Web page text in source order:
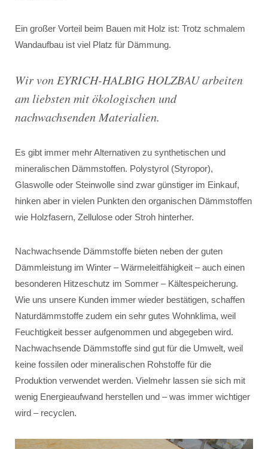
Ein großer Vorteil beim Bauen mit Holz ist: Trotz schmalem
Wandaufbau ist viel Platz für Dämmung.
Wir von EYRICH-HALBIG HOLZBAU arbeiten
am liebsten mit ökologischen und
nachwachsenden Materialien.
Es gibt immer mehr Alternativen zu synthetischen und
mineralischen Dämmstoffen. Polystyrol (Styropor),
Glaswolle oder Steinwolle sind zwar günstiger im Einkauf,
hinken aber in vielen Punkten den organischen Dämmstoffen
wie Holzfasern, Zellulose oder Stroh hinterher.
Nachwachsende Dämmstoffe bieten neben der guten
Dämmleistung im Winter – Wärmeleitfähigkeit – auch einen
besonderen Hitzeschutz im Sommer – Kältespeicherung.
Wie uns unsere Kunden immer wieder bestätigen, schaffen
Naturdämmstoffe zudem ein sehr gutes Wohnklima, weil
Feuchtigkeit besser aufgenommen und abgegeben wird.
Nachwachsende Dämmstoffe sind gut für die Umwelt, weil
keine fossilen oder mineralischen Rohstoffe für die
Produktion verwendet werden. Vielmehr lassen sie sich mit
wenig Energieaufwand herstellen und – was immer wichtiger
wird – recyclen.